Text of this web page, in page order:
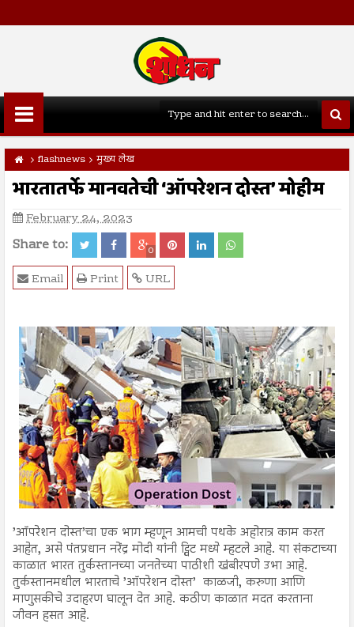
flashnews मुख्य लेख
भारतातर्फे मानवतेची ‘ऑपरेशन दोस्त’ मोहीम
February 24, 2023
Share to: 0
URL
Print
Email
’ऑपरेशन दोस्त’चा एक भाग म्हणून आमची पथके अहोरात्र काम करत
आहेत, असे पंतप्रधान नरेंद्र मोदी यांनी ट्विट मध्ये म्हटले आहे. या संकटाच्या
काळात भारत तुर्कस्तानच्या जनतेच्या पाठीशी खंबीरपणे उभा आहे.
तुर्कस्तानमधील भारताचे ’ऑपरेशन दोस्त’ काळजी, करुणा आणि
माणुसकीचे उदाहरण घालून देत आहे. कठीण काळात मदत करताना
जीवन हसत आहे.